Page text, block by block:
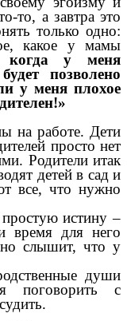
то, а завтра это
только одно:
какое у мамы
когда у меня
позволено
у меня плохое
на работе. Дети
просто нет
Родители итак
детей в сад и
все, что нужно
истину –
время для него
слышит, что у
души
поговорить с